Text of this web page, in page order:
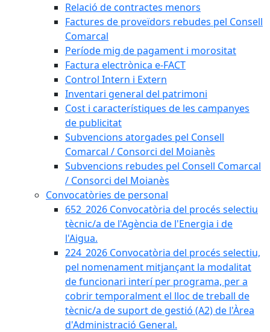
Relació de contractes menors
Factures de proveïdors rebudes pel Consell
Comarcal
Període mig de pagament i morositat
Factura electrònica e-FACT
Control Intern i Extern
Inventari general del patrimoni
Cost i característiques de les campanyes
de publicitat
Subvencions atorgades pel Consell
Comarcal / Consorci del Moianès
Subvencions rebudes pel Consell Comarcal
/ Consorci del Moianès
Convocatòries de personal
652_2026 Convocatòria del procés selectiu
tècnic/a de l'Agència de l'Energia i de
l'Aigua.
224_2026 Convocatòria del procés selectiu,
pel nomenament mitjançant la modalitat
de funcionari interí per programa, per a
cobrir temporalment el lloc de treball de
tècnic/a de suport de gestió (A2) de l'Àrea
d'Administració General.